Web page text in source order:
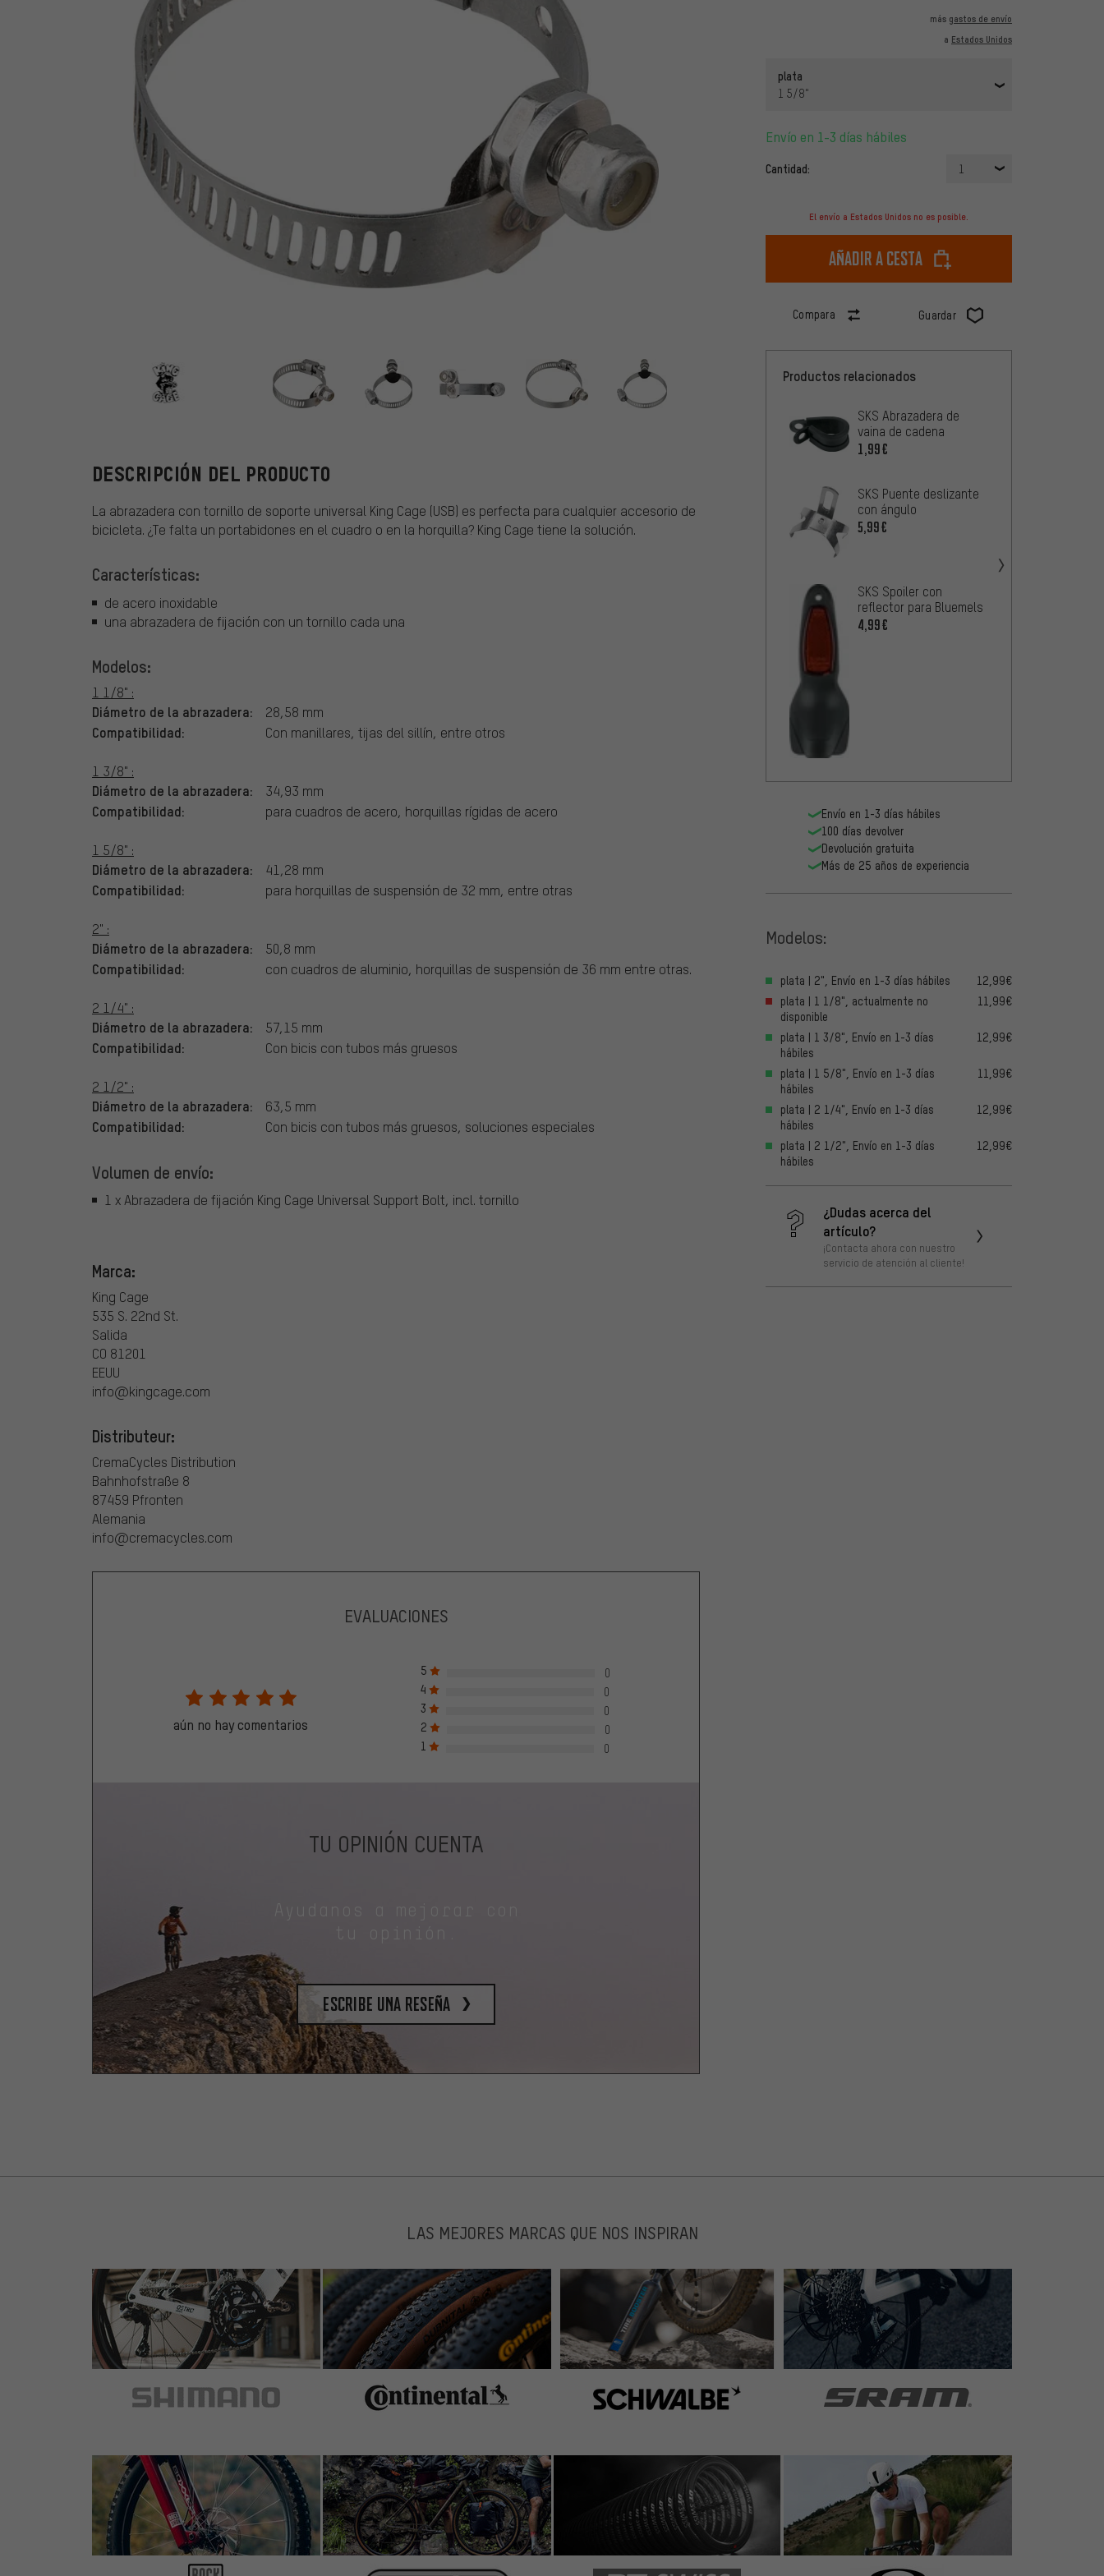
más gastos de envío
a Estados Unidos
plata
1 5/8"
Envío en 1-3 días hábiles
Cantidad: 1
El envío a Estados Unidos no es posible.
Añadir a cesta
Compara Guardar
King Cage
DESCRIPCIÓN DEL PRODUCTO
La abrazadera con tornillo de soporte universal King Cage (USB) es perfecta para cualquier accesorio de
bicicleta. ¿Te falta un portabidones en el cuadro o en la horquilla? King Cage tiene la solución.
Características:
de acero inoxidable
una abrazadera de fijación con un tornillo cada una
Modelos:
1 1/8" :
Diámetro de la abrazadera: 28,58 mm
Compatibilidad: Con manillares, tijas del sillín, entre otros
1 3/8" :
Diámetro de la abrazadera: 34,93 mm
Compatibilidad: para cuadros de acero, horquillas rígidas de acero
1 5/8" :
Diámetro de la abrazadera: 41,28 mm
Compatibilidad: para horquillas de suspensión de 32 mm, entre otras
2" :
Diámetro de la abrazadera: 50,8 mm
Compatibilidad: con cuadros de aluminio, horquillas de suspensión de 36 mm entre otras.
2 1/4" :
Diámetro de la abrazadera: 57,15 mm
Compatibilidad: Con bicis con tubos más gruesos
2 1/2" :
Diámetro de la abrazadera: 63,5 mm
Compatibilidad: Con bicis con tubos más gruesos, soluciones especiales
Volumen de envío:
1 x Abrazadera de fijación King Cage Universal Support Bolt, incl. tornillo
Marca:
King Cage
535 S. 22nd St.
Salida
CO 81201
EEUU
info@kingcage.com
Distributeur:
CremaCycles Distribution
Bahnhofstraße 8
87459 Pfronten
Alemania
info@cremacycles.com
Productos relacionados
SKS Abrazadera de
vaina de cadena
1,99€
SKS Puente deslizante
con ángulo
5,99€
SKS Spoiler con
reflector para Bluemels
4,99€
Envío en 1-3 días hábiles
100 días devolver
Devolución gratuita
Más de 25 años de experiencia
Modelos:
plata | 2", Envío en 1-3 días hábiles
12,99€
plata | 1 1/8", actualmente no
disponible
11,99€
plata | 1 3/8", Envío en 1-3 días
hábiles
12,99€
plata | 1 5/8", Envío en 1-3 días
hábiles
11,99€
plata | 2 1/4", Envío en 1-3 días
hábiles
12,99€
plata | 2 1/2", Envío en 1-3 días
hábiles
12,99€
¿Dudas acerca del
artículo?
¡Contacta ahora con nuestro
servicio de atención al cliente!
EVALUACIONES
aún no hay comentarios
5
0
4
0
3
0
2
0
1
0
TU OPINIÓN CUENTA
tu opinión.
escribe una reseña
LAS MEJORES MARCAS QUE NOS INSPIRAN